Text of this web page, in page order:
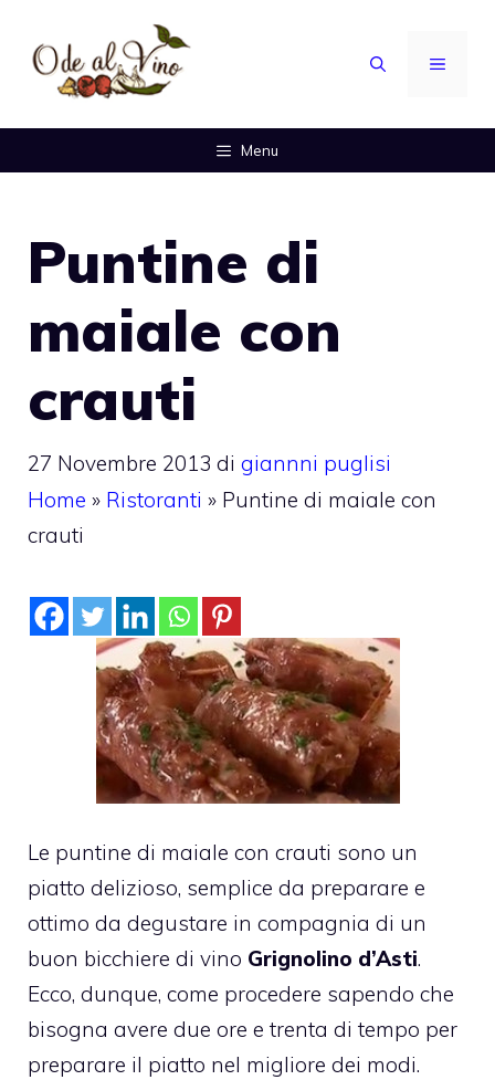
contenuto
MENU
Menu
Puntine di
maiale con
crauti
27 Novembre 2013 di giannni puglisi
Home » Ristoranti » Puntine di maiale con
crauti
Le puntine di maiale con crauti sono un
piatto delizioso, semplice da preparare e
ottimo da degustare in compagnia di un
buon bicchiere di vino Grignolino d’Asti.
Ecco, dunque, come procedere sapendo che
bisogna avere due ore e trenta di tempo per
preparare il piatto nel migliore dei modi.